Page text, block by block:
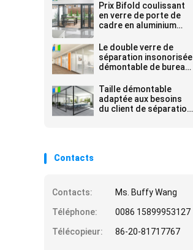
Prix Bifold coulissant
en verre de porte de
cadre en aluminium
commercial
Le double verre de
séparation insonorisée
démontable de bureau
séparation avec le
cadre en aluminium
Taille démontable
adaptée aux besoins
du client de séparation
Contacts
Contacts:
Ms. Buffy Wang
Téléphone:
0086 15899953127
Télécopieur:
86-20-81717767